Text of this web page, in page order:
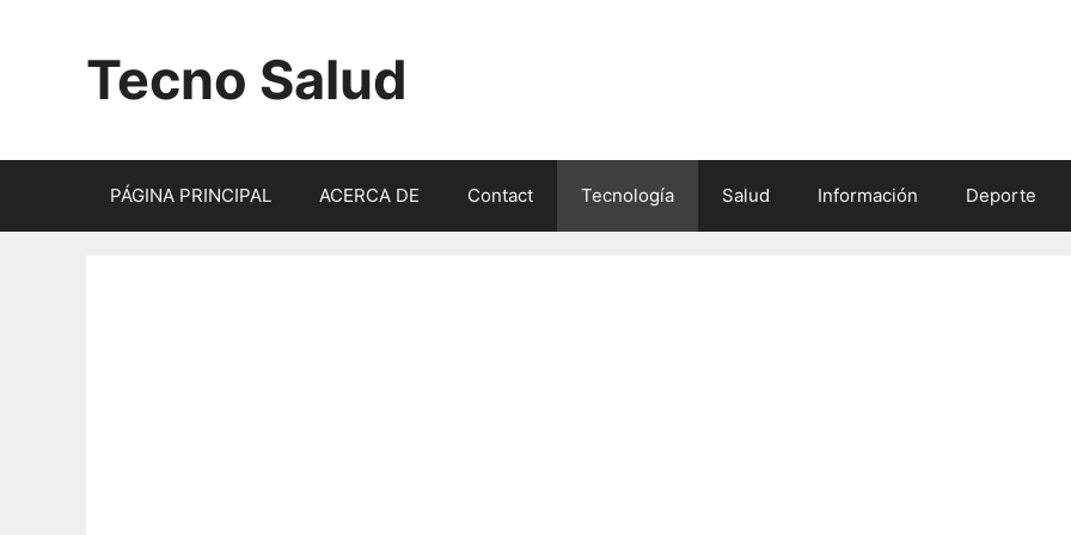
contenidoTecno Salud
PÁGINA PRINCIPAL ACERCA DE Contact Tecnología Salud Información Deporte